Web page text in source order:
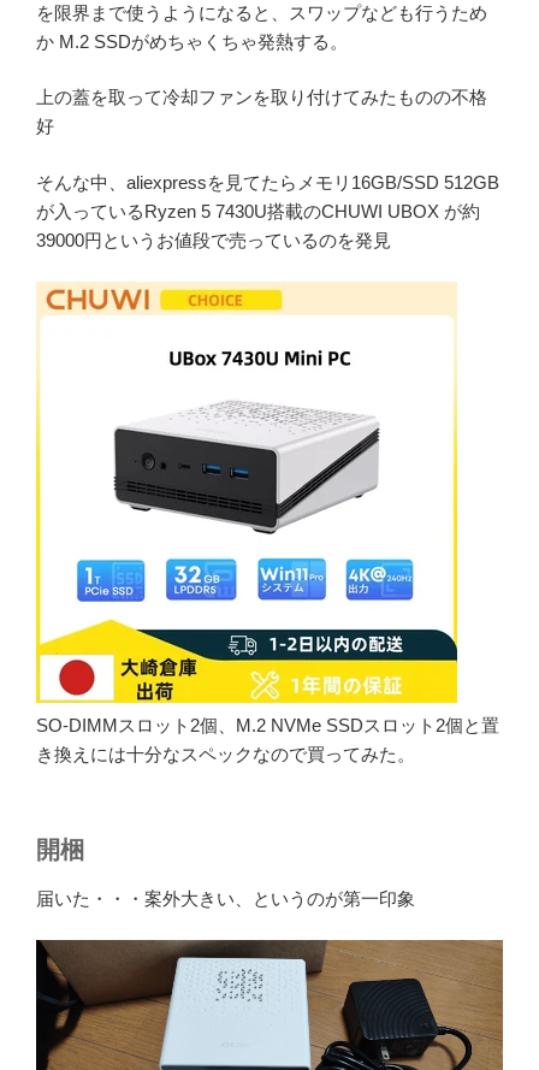
を限界まで使うようになると、スワップなども行うため
か M.2 SSDがめちゃくちゃ発熱する。
上の蓋を取って冷却ファンを取り付けてみたものの不格
好
そんな中、aliexpressを見てたらメモリ16GB/SSD 512GB
が入っているRyzen 5 7430U搭載のCHUWI UBOX が約
39000円というお値段で売っているのを発見
SO-DIMMスロット2個、M.2 NVMe SSDスロット2個と置
き換えには十分なスペックなので買ってみた。
開梱
届いた・・・案外大きい、というのが第一印象